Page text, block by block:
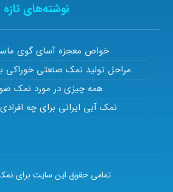
نوشته‌های تازه
خواص معجزه آسای گوی
مراحل تولید نمک صنعتی
همه چیزی در مورد نمک
نمک آبی ایرانی برای چه
تمامی حقوق این سایت برای